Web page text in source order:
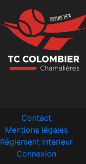
Contact
Mentions légales
Règlement interieur
Connexion